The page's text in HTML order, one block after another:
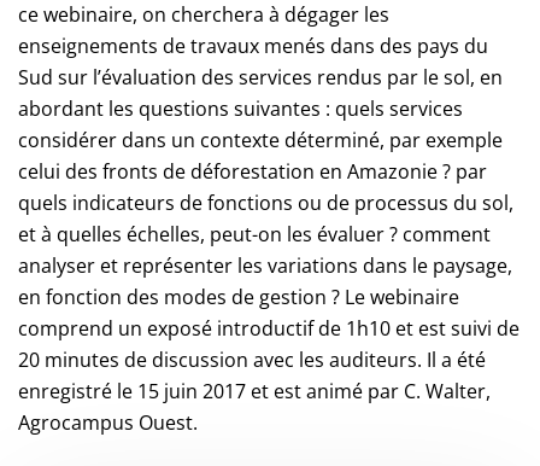
ce webinaire, on cherchera à dégager les
enseignements de travaux menés dans des pays du
Sud sur l’évaluation des services rendus par le sol, en
abordant les questions suivantes : quels services
considérer dans un contexte déterminé, par exemple
celui des fronts de déforestation en Amazonie ? par
quels indicateurs de fonctions ou de processus du sol,
et à quelles échelles, peut-on les évaluer ? comment
analyser et représenter les variations dans le paysage,
en fonction des modes de gestion ? Le webinaire
comprend un exposé introductif de 1h10 et est suivi de
20 minutes de discussion avec les auditeurs. Il a été
enregistré le 15 juin 2017 et est animé par C. Walter,
Agrocampus Ouest.